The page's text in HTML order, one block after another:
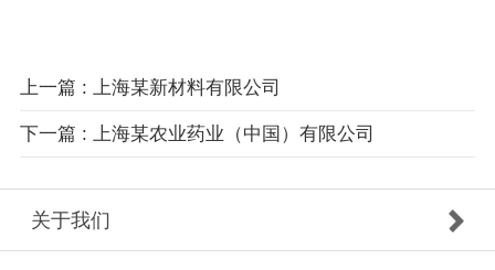
上一篇 : 上海某新材料有限公司
下一篇 : 上海某农业药业（中国）有限公司
关于我们